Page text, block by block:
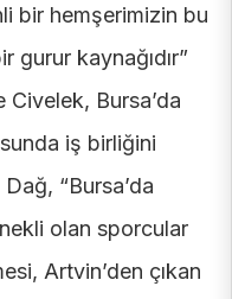
bir hemşerimizin bu
gurur kaynağıdır”
Civelek, Bursa’da
iş birliğini
“Bursa’da
olan sporcular
Artvin’den çıkan